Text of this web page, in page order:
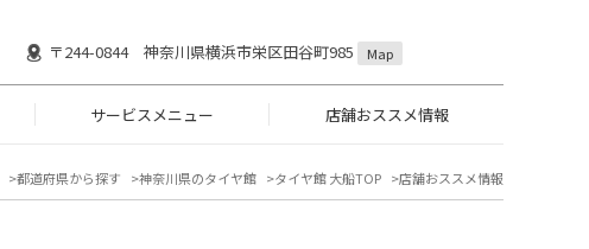
〒244-0844 神奈川県横浜市栄区田谷町985 Map
サービスメニュー 店舗おススメ情報
都道府県から探す 神奈川県のタイヤ館 タイヤ館 大船TOP 店舗おススメ情報